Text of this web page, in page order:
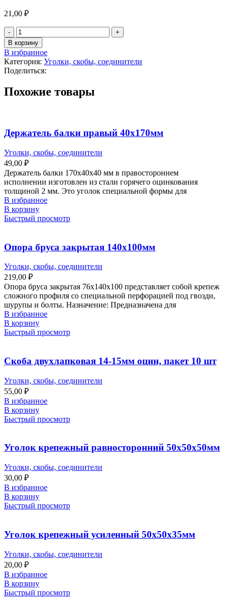
21,00 ₽
Количество
товара
Шкант
деревянный
22х250мм
В корзину
В избранное
Категория: Уголки, скобы, соединители
Поделиться:
Похожие товары
Держатель балки правый 40х170мм
Уголки, скобы, соединители
49,00 ₽
Держатель балки 170х40х40 мм в правостороннем
исполнении изготовлен из стали горячего оцинкования
толщиной 2 мм. Это уголок специальной формы для
В избранное
В корзину
Быстрый просмотр
Опора бруса закрытая 140х100мм
Уголки, скобы, соединители
219,00 ₽
Опора бруса закрытая 76х140х100 представляет собой крепеж
сложного профиля со специальной перфорацией под гвозди,
шурупы и болты. Назначение: Предназначена для
В избранное
В корзину
Быстрый просмотр
Скоба двухлапковая 14-15мм оцин, пакет 10 шт
Уголки, скобы, соединители
55,00 ₽
В избранное
В корзину
Быстрый просмотр
Уголок крепежный равносторонний 50х50х50мм
Уголки, скобы, соединители
30,00 ₽
В избранное
В корзину
Быстрый просмотр
Уголок крепежный усиленный 50х50х35мм
Уголки, скобы, соединители
20,00 ₽
В избранное
В корзину
Быстрый просмотр